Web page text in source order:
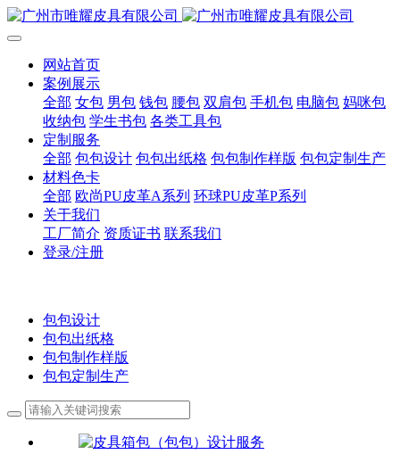
网站首页
案例展示
全部 女包 男包 钱包 腰包 双肩包 手机包 电脑包 妈咪包
收纳包 学生书包 各类工具包
定制服务
全部 包包设计 包包出纸格 包包制作样版 包包定制生产
材料色卡
全部 欧尚PU皮革A系列 环球PU皮革P系列
关于我们
工厂简介 资质证书 联系我们
登录/注册
包包设计
包包出纸格
包包制作样版
包包定制生产